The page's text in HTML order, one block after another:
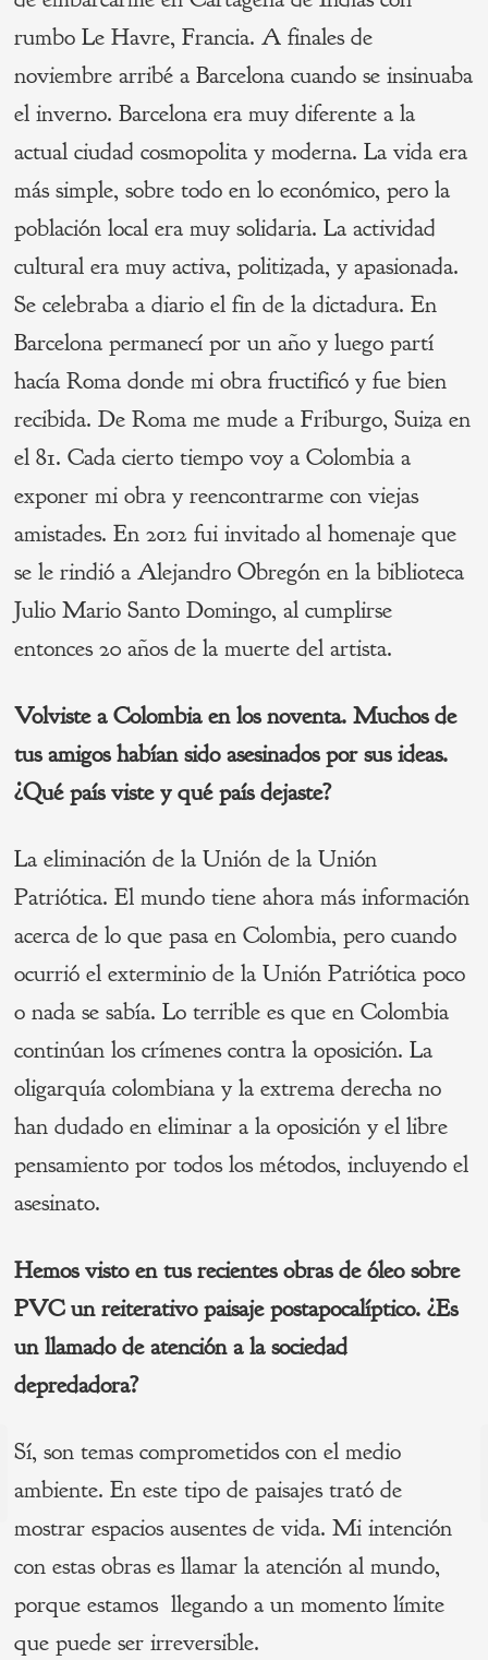
rumbo Le Havre, Francia. A finales de
noviembre arribé a Barcelona cuando se insinuaba
el inverno. Barcelona era muy diferente a la
actual ciudad cosmopolita y moderna. La vida era
más simple, sobre todo en lo económico, pero la
población local era muy solidaria. La actividad
cultural era muy activa, politizada, y apasionada.
Se celebraba a diario el fin de la dictadura. En
Barcelona permanecí por un año y luego partí
hacía Roma donde mi obra fructificó y fue bien
recibida. De Roma me mude a Friburgo, Suiza en
el 81. Cada cierto tiempo voy a Colombia a
exponer mi obra y reencontrarme con viejas
amistades. En 2012 fui invitado al homenaje que
se le rindió a Alejandro Obregón en la biblioteca
Julio Mario Santo Domingo, al cumplirse
entonces 20 años de la muerte del artista.
Volviste a Colombia en los noventa. Muchos de
tus amigos habían sido asesinados por sus ideas.
¿Qué país viste y qué país dejaste?
La eliminación de la Unión de la Unión
Patriótica. El mundo tiene ahora más información
acerca de lo que pasa en Colombia, pero cuando
ocurrió el exterminio de la Unión Patriótica poco
o nada se sabía. Lo terrible es que en Colombia
continúan los crímenes contra la oposición. La
oligarquía colombiana y la extrema derecha no
han dudado en eliminar a la oposición y el libre
pensamiento por todos los métodos, incluyendo el
asesinato.
Hemos visto en tus recientes obras de óleo sobre
PVC un reiterativo paisaje postapocalíptico. ¿Es
un llamado de atención a la sociedad
depredadora?
Sí, son temas comprometidos con el medio
ambiente. En este tipo de paisajes trató de
mostrar espacios ausentes de vida. Mi intención
con estas obras es llamar la atención al mundo,
porque estamos llegando a un momento límite
que puede ser irreversible.
Navegación
de
entradas